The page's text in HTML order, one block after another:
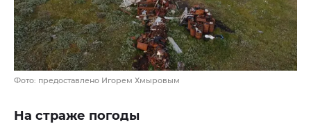
Фото: предоставлено Игорем Хмыровым
На страже погоды